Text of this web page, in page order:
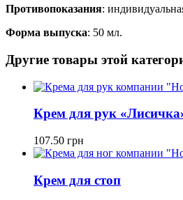
Противопоказания:
Форма выпуска: 50 мл.
Другие товары этой
Крем для рук
107.50 грн
Крем для стоп